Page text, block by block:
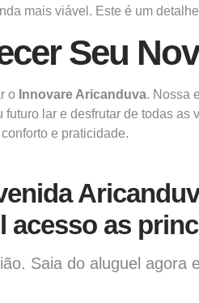
mais viável. Este é um
Seu
o Innovare Aricanduva. Nossa
lar e desfrutar de todas
e praticidade.
acesso as
Saia do aluguel agora